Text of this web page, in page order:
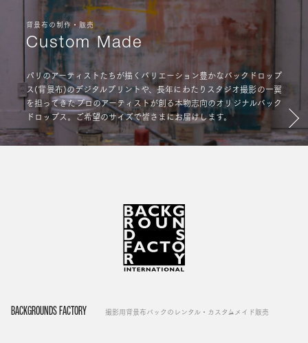
背景布の制作・販売
Custom Made
パリのアーティストたちが描くバリエーション豊かなバックドロップ
ス(背景布)のデジタルプリントや、長年にわたりスタジオ撮影の一翼
を担ってきたプロのアーティストが創る本物志向のオリジナルバック
ドロップス。ご希望のサイズで皆さまにお届けします。
BACKGROUNDS FACTORY 撮影用背景布バックのレンタル・カスタムメイド販売